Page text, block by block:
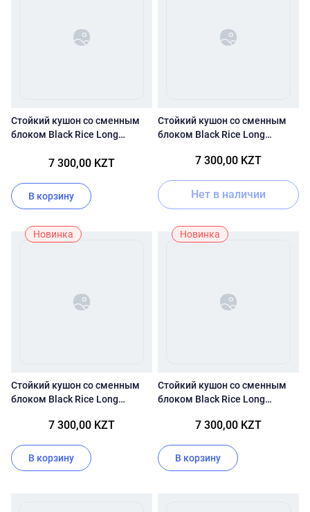
Стойкий кушон со сменным
блоком Black Rice Long
7 300,00 KZT
В корзину
Стойкий кушон со сменным
блоком Black Rice Long
7 300,00 KZT
Нет в наличии
Новинка
Стойкий кушон со сменным
блоком Black Rice Long
7 300,00 KZT
В корзину
Новинка
Стойкий кушон со сменным
блоком Black Rice Long
7 300,00 KZT
В корзину